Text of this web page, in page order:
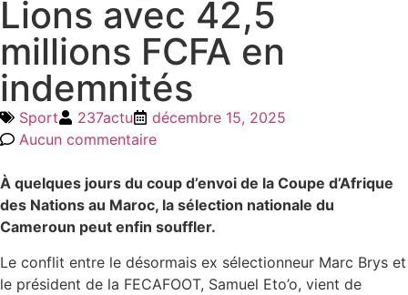
Lions avec 42,5
millions FCFA en
indemnités
Sport 237actu
décembre 15, 2025
Aucun commentaire
À quelques jours du coup d’envoi de la Coupe d’Afrique
des Nations au Maroc, la sélection nationale du
Cameroun peut enfin souffler.
Le conflit entre le désormais ex sélectionneur Marc Brys et
le président de la FECAFOOT, Samuel Eto’o, vient de